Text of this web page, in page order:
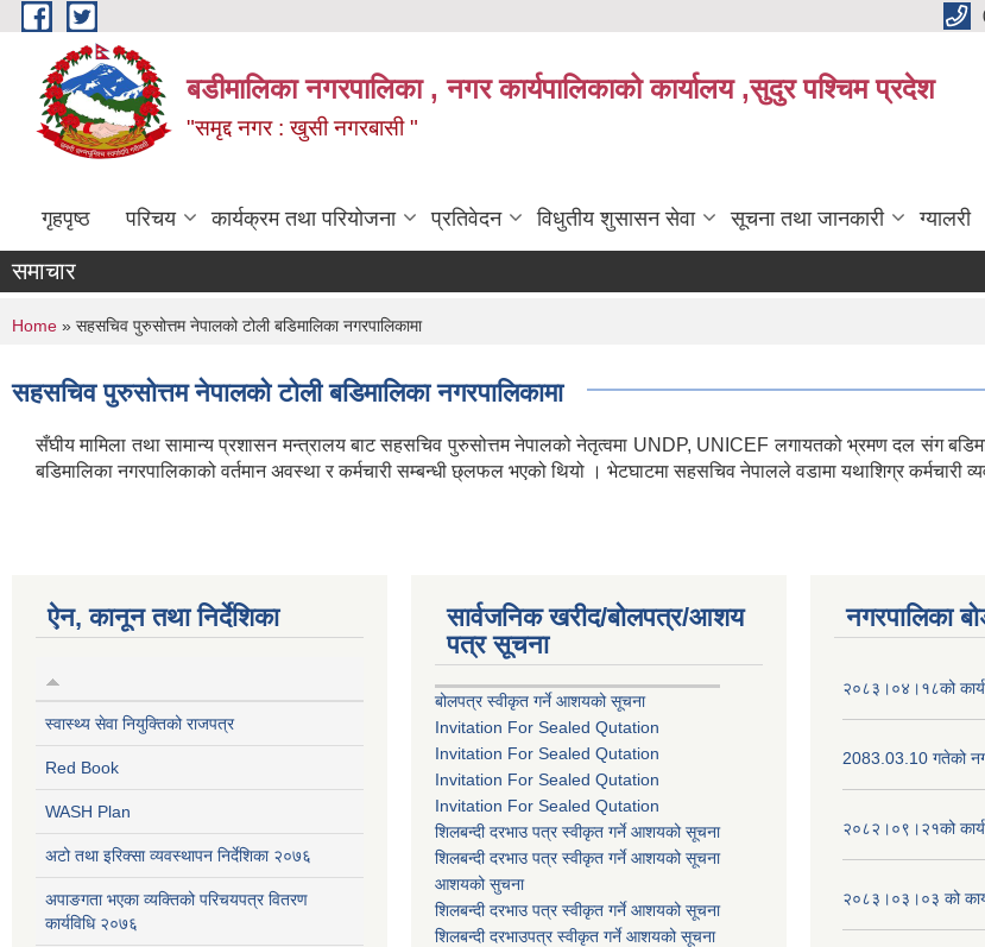
Skip to main content
बडीमालिका नगरपालिका , नगर कार्यपालिकाको कार्यालय ,सुदुर पश्चिम प्रदेश
"समृद्द नगर : खुसी नगरबासी "
गृहपृष्ठ परिचय कार्यक्रम तथा परियोजना प्रतिवेदन विधुतीय शुसासन सेवा सूचना तथा जानकारी ग्यालरी
समाचार
You are here
Home » सहसचिव पुरुसोत्तम नेपालको टोली बडिमालिका नगरपालिकामा
सहसचिव पुरुसोत्तम नेपालको टोली बडिमालिका नगरपालिकामा
सँघीय मामिला तथा सामान्य प्रशासन मन्त्रालय बाट सहसचिव पुरुसोत्तम नेपालको नेतृत्वमा UNDP, UNICEF लगायतको भ्रमण दल संग
बडिमालिका नगरपालिकाको वर्तमान अवस्था र कर्मचारी सम्बन्धी छ्लफल भएको थियो । भेटघाटमा सहसचिव नेपालले वडामा यथाशिग्र कर्मचारी
ऐन, कानून तथा निर्देशिका
स्वास्थ्य सेवा नियुक्तिको राजपत्र
Red Book
WASH Plan
अटो तथा इरिक्सा व्यवस्थापन निर्देशिका २०७६
अपाङगता भएका व्यक्तिको परिचयपत्र वितरण
कार्यविधि २०७६
सार्वजनिक खरीद/बोलपत्र/आशय
पत्र सूचना
बोलपत्र स्वीकृत गर्ने आशयको सूचना
Invitation For Sealed Qutation
Invitation For Sealed Qutation
Invitation For Sealed Qutation
Invitation For Sealed Qutation
शिलबन्दी दरभाउ पत्र स्वीकृत गर्ने आशयको सूचना
शिलबन्दी दरभाउ पत्र स्वीकृत गर्ने आशयको सूचना
आशयको सुचना
शिलबन्दी दरभाउ पत्र स्वीकृत गर्ने आशयको सूचना
शिलबन्दी दरभाउपत्र स्वीकृत गर्ने आशयको सूचना
नगरपालिका
२०८३।०४।१८को
2083.03.10 गतेको
२०८२।०९।२१को
२०८३।०३।०३ को